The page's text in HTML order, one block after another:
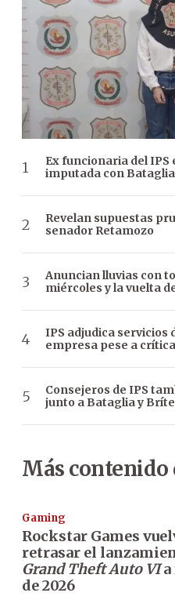
Ex funcionaria del
imputada con
Revelan supuestas
senador Retamozo
Anuncian lluvias con
miércoles y la vuelta
IPS adjudica servicios
empresa pese a
Consejeros de IPS
junto a Bataglia y
Más contenido
Gaming
Rockstar Games
retrasar el
Grand Theft Auto VIa
de 2026